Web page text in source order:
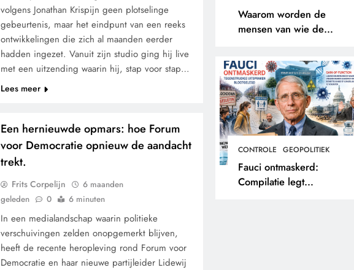
Waarom worden de
mensen van wie de
buitengesloten?
CONTROLE GEOPOLITIEK
Fauci ontmaskerd:
Compilatie legt
volgens Jonathan Krispijn geen plotselinge
gebeurtenis, maar het eindpunt van een reeks
ontwikkelingen die zich al maanden eerder
hadden ingezet. Vanuit zijn studio ging hij live
met een uitzending waarin hij, stap voor stap…
Lees meer
Een hernieuwde opmars: hoe Forum
voor Democratie opnieuw de aandacht
trekt.
Frits Corpelijn
6 maanden
geleden
0 6 minuten
In een medialandschap waarin politieke
verschuivingen zelden onopgemerkt blijven,
heeft de recente heropleving rond Forum voor
Democratie en haar nieuwe partijleider Lidewij